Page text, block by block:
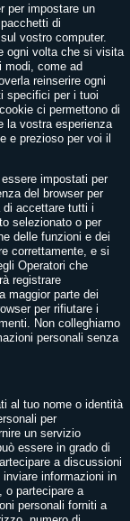
per impostare un
di
vostro computer.
ogni volta che si visita
modi, come ad
reinserire ogni
specifici per i tuoi
ci permettono di
la vostra esperienza
e prezioso per voi il
essere impostati per
del browser per
accettare tutti i
selezionato o per
delle funzioni e dei
correttamente, e si
Operatori che
registrare
maggior parte dei
per rifiutare i
Non colleghiamo
personali senza
al tuo nome o identità
per
un servizio
essere in grado di
a discussioni
informazioni in
o partecipare a
personali forniti a